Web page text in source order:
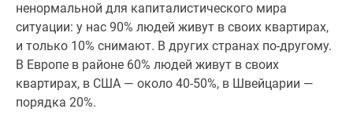
ненормальной для капиталистического мира
ситуации: у нас 90% людей живут в своих квартирах,
и только 10% снимают. В других странах по-другому.
В Европе в районе 60% людей живут в своих
квартирах, в США — около 40-50%, в Швейцарии —
порядка 20%.